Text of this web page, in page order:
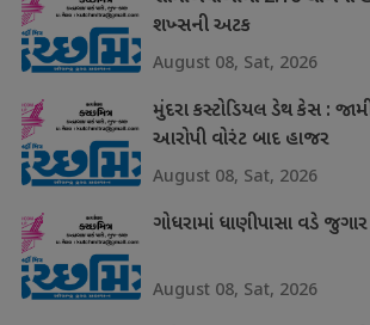
શખ્સની અટક
August 08, Sat, 2026
મુંદરા કસ્ટોડિયલ ડેથ કેસ :
આરોપી વોરંટ બાદ હાજર
August 08, Sat, 2026
ગોધરામાં ધાણીપાસા વડે
August 08, Sat, 2026